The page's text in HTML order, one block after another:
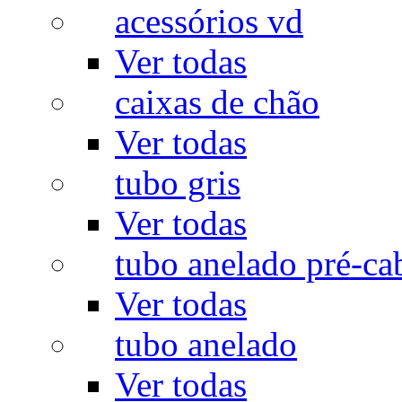
acessórios vd
Ver todas
caixas de chão
Ver todas
tubo gris
Ver todas
tubo anelado pré-
Ver todas
tubo anelado
Ver todas